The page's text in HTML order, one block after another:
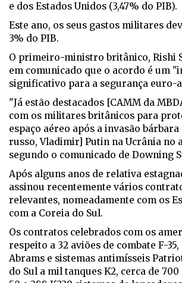
e dos Estados Unidos (3,47% do PIB).
Este ano, os seus gastos militares
3% do PIB.
O primeiro-ministro britânico, Rishi
em comunicado que o acordo é um
significativo para a segurança euro-
"Já estão destacados [CAMM da
com os militares britânicos para
espaço aéreo após a invasão
russo, Vladimir] Putin na Ucrânia no
segundo o comunicado de Downing
Após alguns anos de relativa
assinou recentemente vários
relevantes, nomeadamente com os
com a Coreia do Sul.
Os contratos celebrados com os
respeito a 32 aviões de combate F-
Abrams e sistemas antimísseis
do Sul a mil tanques K2, cerca de 700